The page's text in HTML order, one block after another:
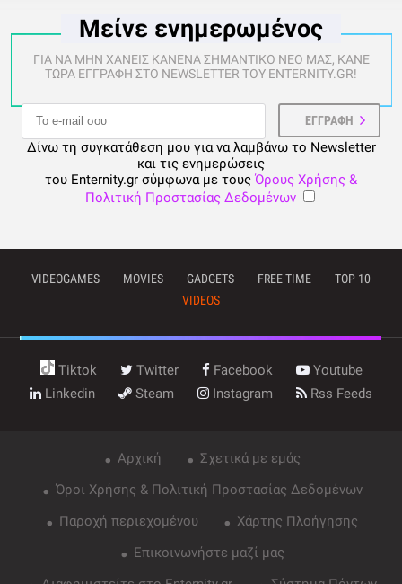
Μείνε ενημερωμένος
ΓΙΑ ΝΑ ΜΗΝ ΧΑΝΕΙΣ ΚΑΝΕΝΑ ΣΗΜΑΝΤΙΚΟ ΝΕΟ ΜΑΣ, ΚΑΝΕ
ΤΩΡΑ ΕΓΓΡΑΦΗ ΣΤΟ NEWSLETTER ΤΟΥ ENTERNITY.GR!
Δίνω τη συγκατάθεση μου για να λαμβάνω το Newsletter
και τις ενημερώσεις
του Enternity.gr σύμφωνα με τους Όρους Χρήσης &
Πολιτική Προστασίας Δεδομένων
VIDEOGAMES MOVIES GADGETS FREE TIME
TOP 10
VIDEOS
Tiktok Twitter Facebook
Youtube
Linkedin
Steam Instagram Rss Feeds
Αρχική
Σχετικά με εμάς
Όροι Χρήσης & Πολιτική Προστασίας Δεδομένων
Παροχή περιεχομένου
Χάρτης Πλοήγησης
Επικοινωνήστε μαζί μας